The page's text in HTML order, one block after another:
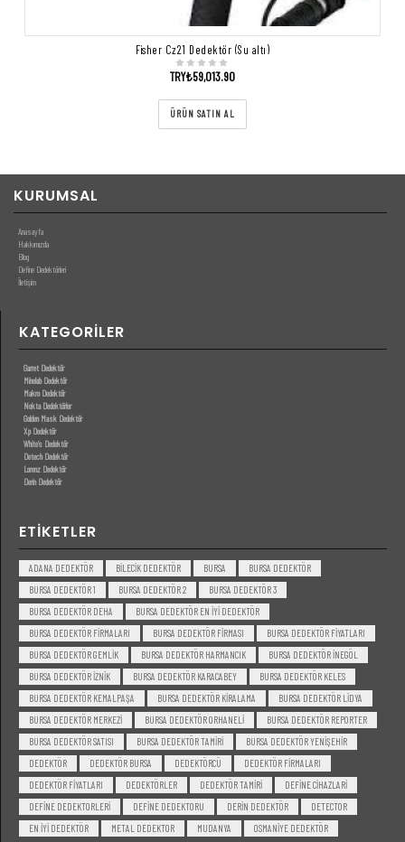
Fisher Cz21 Dedektör (Su altı)
TRY₺59,013.90
ÜRÜN SATIN AL
KURUMSAL
Anasayfa
Hakkımızda
Blog
Define Dedektörleri
İletişim
KATEGORILER
Garret Dedektör
Minelab Dedektör
Makro Dedektör
Nokta Dedektörler
Golden Mask Dedektör
Xp Dedektör
White’s Dedektör
Detech Dedektör
Lorenz Dedektör
Derin Dedektör
ETIKETLER
ADANA DEDEKTÖR BILECIK DEDEKTÖR BURSA
BURSA DEDEKTÖR
BURSA DEDEKTÖR 1
BURSA DEDEKTÖR 2
BURSA DEDEKTÖR 3
BURSA DEDEKTÖR DEHA
BURSA DEDEKTÖR EN IYI DEDEKTÖR
BURSA DEDEKTÖR FIRMALARI
BURSA DEDEKTÖR FIRMASI
BURSA DEDEKTÖR FIYATLARI
BURSA DEDEKTÖR GEMLIK
BURSA DEDEKTÖR HARMANCIK
BURSA DEDEKTÖR INEGÖL
BURSA DEDEKTÖR IZNIK
BURSA DEDEKTÖR KARACABEY
BURSA DEDEKTÖR KELES
BURSA DEDEKTÖR KEMALPAŞA
BURSA DEDEKTÖR KIRALAMA
BURSA DEDEKTÖR LIDYA
BURSA DEDEKTÖR MERKEZI
BURSA DEDEKTÖR ORHANELI
BURSA DEDEKTÖR REPORTER
BURSA DEDEKTÖR SATISI
BURSA DEDEKTÖR TAMIRI
BURSA DEDEKTÖR YENIŞEHIR
DEDEKTÖR
DEDEKTÖR BURSA DEDEKTÖRCÜ
DEDEKTÖR FIRMALARI
DEDEKTÖR FIYATLARI
DEDEKTÖRLER DEDEKTÖR TAMIRI
DEFINE CIHAZLARI
DEFINE DEDEKTORLERI
DEFINE DEDEKTORU DERIN DEDEKTÖR
DETECTOR
EN IYI DEDEKTÖR
METAL DEDEKTOR MUDANYA OSMANIYE DEDEKTÖR